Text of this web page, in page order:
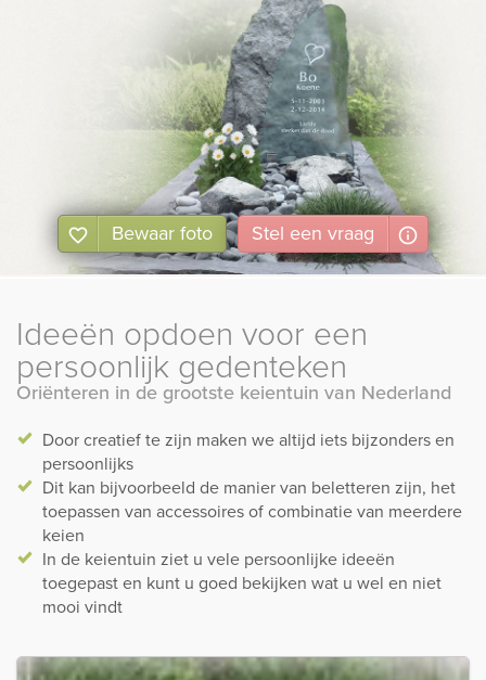
Bewaar foto Stel een vraag
Ideeën opdoen voor een
persoonlijk gedenteken
Oriënteren in de grootste keientuin van Nederland
Door creatief te zijn maken we altijd iets bijzonders en
persoonlijks
Dit kan bijvoorbeeld de manier van beletteren zijn, het
toepassen van accessoires of combinatie van meerdere
keien
In de keientuin ziet u vele persoonlijke ideeën
toegepast en kunt u goed bekijken wat u wel en niet
mooi vindt